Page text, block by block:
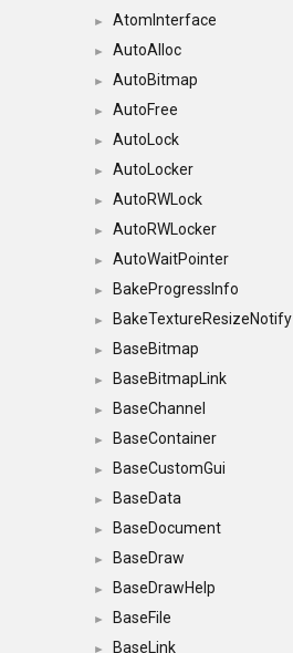
► AtomInterface
► AutoAlloc
► AutoBitmap
► AutoFree
► AutoLock
► AutoLocker
► AutoRWLock
► AutoRWLocker
► AutoWaitPointer
► BakeProgressInfo
► BakeTextureResizeNotify
► BaseBitmap
► BaseBitmapLink
► BaseChannel
► BaseContainer
► BaseCustomGui
► BaseData
► BaseDocument
► BaseDraw
► BaseDrawHelp
► BaseFile
► BaseLink